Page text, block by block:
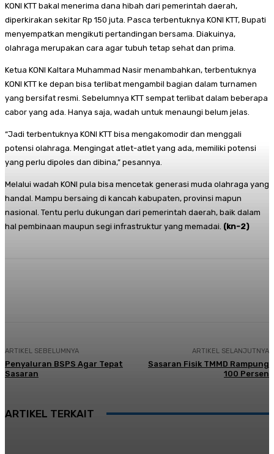
KONI KTT bakal menerima dana hibah dari pemerintah daerah,
diperkirakan sekitar Rp 150 juta. Pasca terbentuknya KONI KTT, Bupati
menyempatkan mengikuti pertandingan bersama. Diakuinya,
olahraga merupakan cara agar tubuh tetap sehat dan prima.
Ketua KONI Kaltara Muhammad Nasir menambahkan, terbentuknya
KONI KTT ke depan bisa terlibat mengambil bagian dalam turnamen
yang bersifat resmi. Sebelumnya KTT sempat terlibat dalam beberapa
cabor yang ada. Hanya saja, wadah untuk menaungi belum jelas.
“Jadi terbentuknya KONI KTT bisa mengakomodir dan menggali
potensi olahraga. Mengingat atlet-atlet yang ada, memiliki potensi
yang perlu dipoles dan dibina,” pesannya.
Melalui wadah KONI pula bisa mencetak generasi muda olahraga yang
handal. Mampu bersaing di kancah kabupaten, provinsi mapun
nasional. Tentu perlu dukungan dari pemerintah daerah, baik dalam
hal pembinaan maupun segi infrastruktur yang memadai. (kn-2)
ARTIKEL SEBELUMNYA
Penyaluran BSPS Agar Tepat
Sasaran
ARTIKEL SELANJUTNYA
Sasaran Fisik TMMD Rampung
100 Persen
ARTIKEL TERKAIT